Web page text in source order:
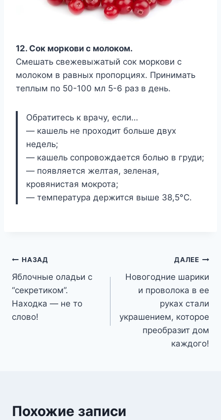
12. Сок моркови с молоком.
Смешать свежевыжатый сок моркови с
молоком в равных пропорциях. Принимать
теплым по 50-100 мл 5-6 раз в день.
Обратитесь к врачу, если…
— кашель не проходит больше двух
недель;
— кашель сопровождается болью в груди;
— появляется желтая, зеленая,
кровянистая мокрота;
— температура держится выше 38,5°С.
Навигация
по
записям
НАЗАД
Яблочные оладьи с
“секретиком”.
Находка — не то
слово!
ДАЛЕЕ
Новогодние шарики
и проволока в ее
руках стали
украшением, которое
преобразит дом
каждого!
Похожие записи